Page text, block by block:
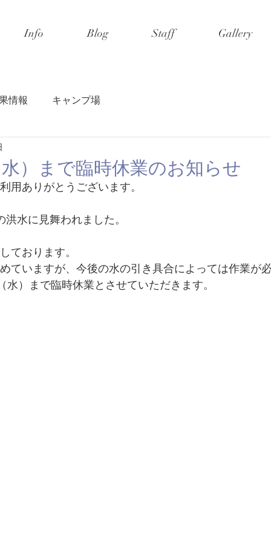
Info Blog Staff Gallery
情報 キャンプ場
）まで臨時休業のお知らせ
用ありがとうございます。
水に見舞われました。
しております。
ていますが、今後の水の引き具合によっては作業が
）まで臨時休業とさせていただきます。